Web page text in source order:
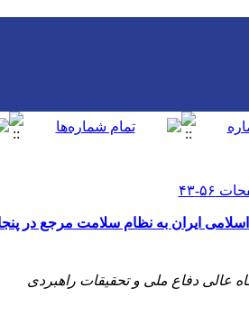
ایران به نظام سلامت مرجع در
عالی دفاع ملی و تحقیقات راهبردی